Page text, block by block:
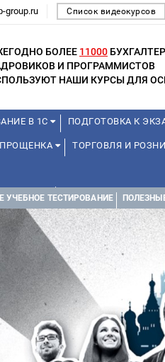
group.ru Список видеокурсов
БОЛЕЕ 11000
И ПРОГРАММИСТОВ
НАШИ КУРСЫ ДЛЯ
В 1С ПОДГОТОВКА К
ТОРГОВЛЯ И
КУРСЫ ДЛЯ
МИНИ-КУРСЫ
УЧЕБНОЕ ТЕСТИРОВАНИЕ